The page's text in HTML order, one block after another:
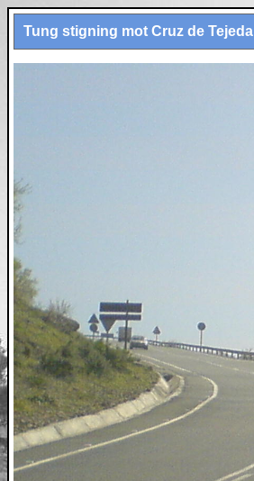
Tung stigning mot Cruz de Tejeda